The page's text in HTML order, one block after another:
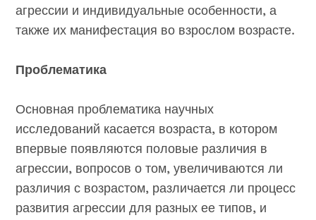
агрессии и индивидуальные особенности, а
также их манифестация во взрослом возрасте.
Проблематика
Основная проблематика научных
исследований касается возраста, в котором
впервые появляются половые различия в
агрессии, вопросов о том, увеличиваются ли
различия с возрастом, различается ли процесс
развития агрессии для разных ее типов, и